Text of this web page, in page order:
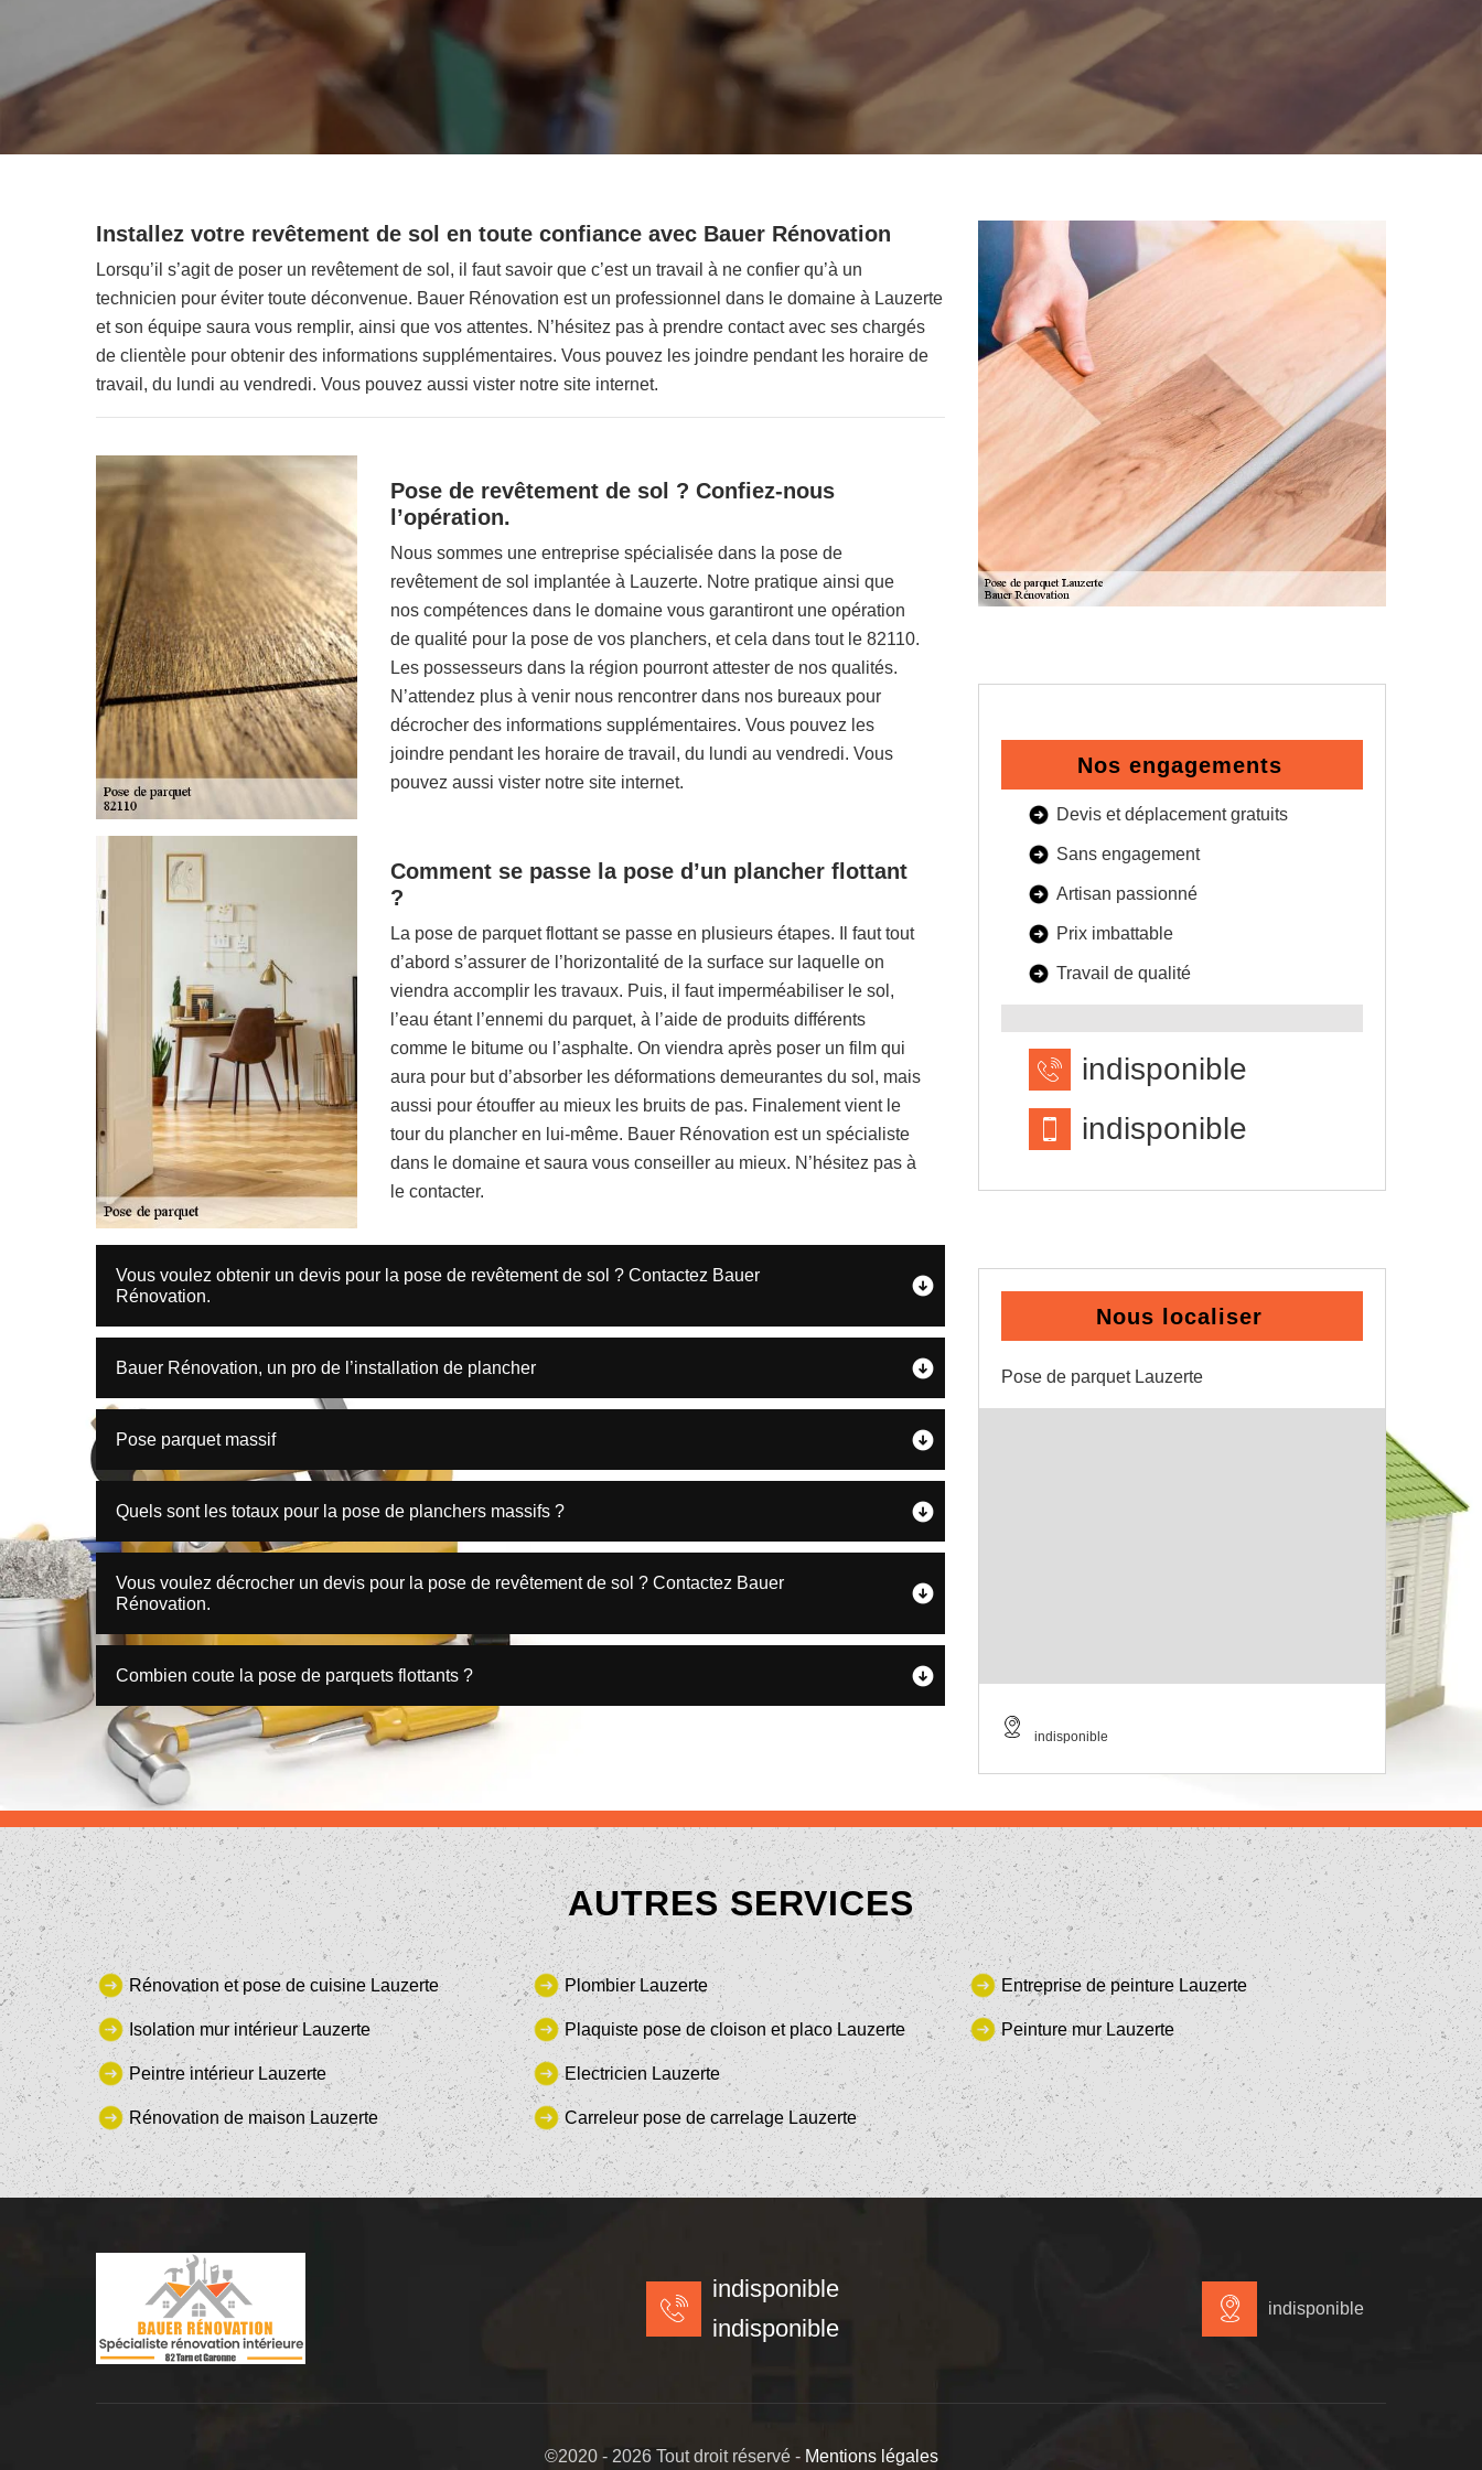
Installez votre revêtement de sol en toute confiance avec Bauer Rénovation
Lorsqu’il s’agit de poser un revêtement de sol, il faut savoir que c’est un travail à ne confier qu’à un
technicien pour éviter toute déconvenue. Bauer Rénovation est un professionnel dans le domaine à Lauzerte
et son équipe saura vous remplir, ainsi que vos attentes. N’hésitez pas à prendre contact avec ses chargés
de clientèle pour obtenir des informations supplémentaires. Vous pouvez les joindre pendant les horaire de
travail, du lundi au vendredi. Vous pouvez aussi vister notre site internet.
Pose de revêtement de sol ? Confiez-nous
l’opération.
Nous sommes une entreprise spécialisée dans la pose de
revêtement de sol implantée à Lauzerte. Notre pratique ainsi que
nos compétences dans le domaine vous garantiront une opération
de qualité pour la pose de vos planchers, et cela dans tout le 82110.
Les possesseurs dans la région pourront attester de nos qualités.
N’attendez plus à venir nous rencontrer dans nos bureaux pour
décrocher des informations supplémentaires. Vous pouvez les
joindre pendant les horaire de travail, du lundi au vendredi. Vous
pouvez aussi vister notre site internet.
Comment se passe la pose d’un plancher flottant
?
La pose de parquet flottant se passe en plusieurs étapes. Il faut tout
d’abord s’assurer de l’horizontalité de la surface sur laquelle on
viendra accomplir les travaux. Puis, il faut imperméabiliser le sol,
l’eau étant l’ennemi du parquet, à l’aide de produits différents
comme le bitume ou l’asphalte. On viendra après poser un film qui
aura pour but d’absorber les déformations demeurantes du sol, mais
aussi pour étouffer au mieux les bruits de pas. Finalement vient le
tour du plancher en lui-même. Bauer Rénovation est un spécialiste
dans le domaine et saura vous conseiller au mieux. N’hésitez pas à
le contacter.
Vous voulez obtenir un devis pour la pose de revêtement de sol ? Contactez Bauer
Rénovation.
Bauer Rénovation, un pro de l’installation de plancher
Pose parquet massif
Quels sont les totaux pour la pose de planchers massifs ?
Vous voulez décrocher un devis pour la pose de revêtement de sol ? Contactez Bauer
Rénovation.
Combien coute la pose de parquets flottants ?
Nos engagements
Devis et déplacement gratuits
Sans engagement
Artisan passionné
Prix imbattable
Travail de qualité
indisponible
indisponible
Nous localiser
Pose de parquet Lauzerte
indisponible
AUTRES SERVICES
Rénovation et pose de cuisine Lauzerte
Isolation mur intérieur Lauzerte
Peintre intérieur Lauzerte
Rénovation de maison Lauzerte
Plombier Lauzerte
Plaquiste pose de cloison et placo Lauzerte
Electricien Lauzerte
Carreleur pose de carrelage Lauzerte
Entreprise de peinture Lauzerte
Peinture mur Lauzerte
indisponible
indisponible
indisponible
©2020 - 2026 Tout droit réservé - Mentions légales